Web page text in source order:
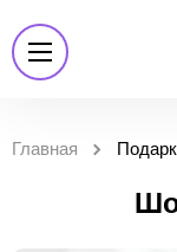
Главная